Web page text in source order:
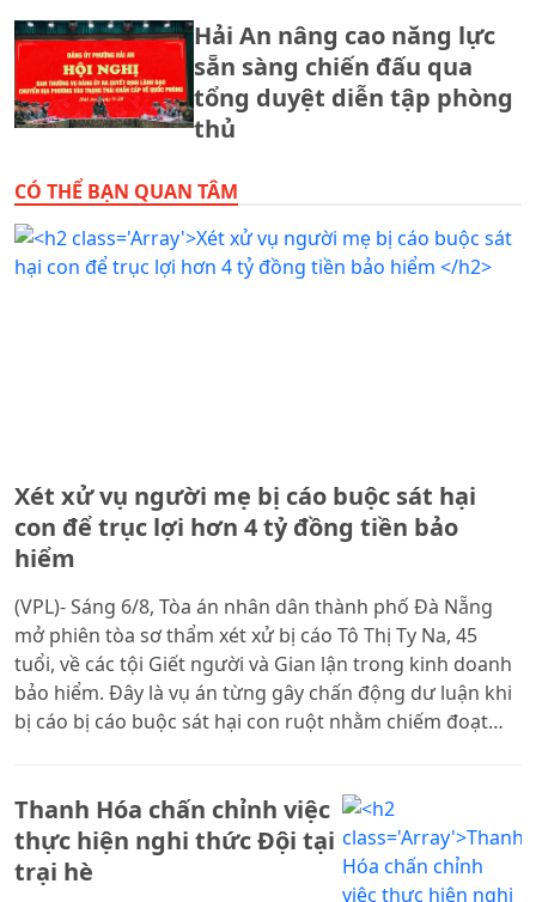
Hải An nâng cao năng lực
sẵn sàng chiến đấu qua
tổng duyệt diễn tập phòng
thủ
CÓ THỂ BẠN QUAN TÂM
Xét xử vụ người mẹ bị cáo buộc sát hại
con để trục lợi hơn 4 tỷ đồng tiền bảo
hiểm
(VPL)- Sáng 6/8, Tòa án nhân dân thành phố Đà Nẵng
mở phiên tòa sơ thẩm xét xử bị cáo Tô Thị Ty Na, 45
tuổi, về các tội Giết người và Gian lận trong kinh doanh
bảo hiểm. Đây là vụ án từng gây chấn động dư luận khi
bị cáo bị cáo buộc sát hại con ruột nhằm chiếm đoạt
Thanh Hóa chấn chỉnh việc
thực hiện nghi thức Đội tại
trại hè